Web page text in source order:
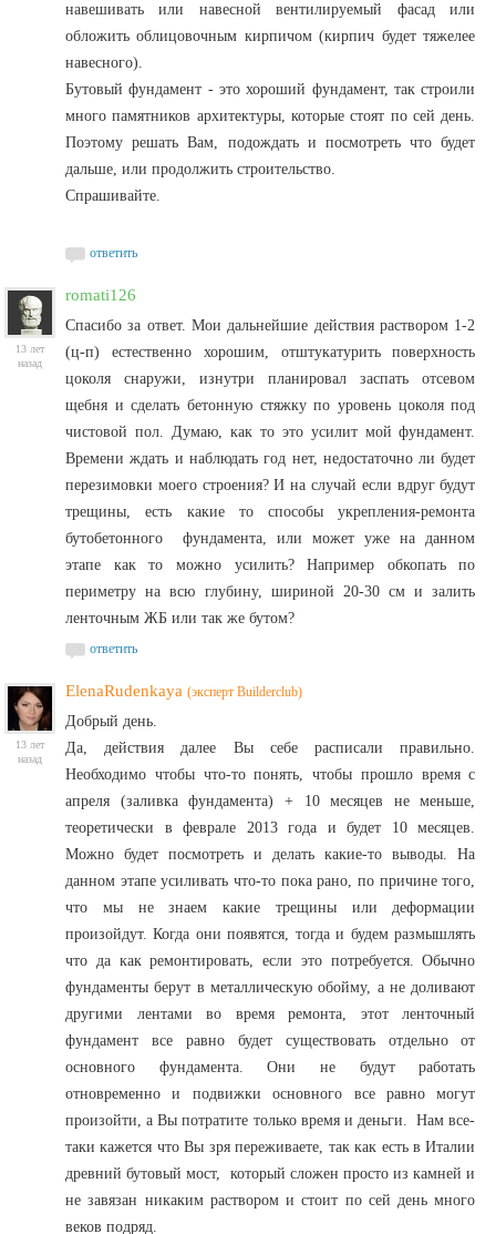
навешивать или навесной вентилируемый фасад или
обложить облицовочным кирпичом (кирпич будет тяжелее
навесного).
Бутовый фундамент - это хороший фундамент, так строили
много памятников архитектуры, которые стоят по сей день.
Поэтому решать Вам, подождать и посмотреть что будет
дальше, или продолжить строительство.
Спрашивайте.
ответить
13 лет
назад
romati126
Спасибо за ответ. Мои дальнейшие действия раствором 1-2
(ц-п) естественно хорошим, отштукатурить поверхность
цоколя снаружи, изнутри планировал заспать отсевом
щебня и сделать бетонную стяжку по уровень цоколя под
чистовой пол. Думаю, как то это усилит мой фундамент.
Времени ждать и наблюдать год нет, недостаточно ли будет
перезимовки моего строения? И на случай если вдруг будут
трещины, есть какие то способы укрепления-ремонта
бутобетонного фундамента, или может уже на данном
этапе как то можно усилить? Например обкопать по
периметру на всю глубину, шириной 20-30 см и залить
ленточным ЖБ или так же бутом?
ответить
13 лет
назад
ElenaRudenkaya (эксперт Builderclub)
Добрый день.
Да, действия далее Вы себе расписали правильно.
Необходимо чтобы что-то понять, чтобы прошло время с
апреля (заливка фундамента) + 10 месяцев не меньше,
теоретически в феврале 2013 года и будет 10 месяцев.
Можно будет посмотреть и делать какие-то выводы. На
данном этапе усиливать что-то пока рано, по причине того,
что мы не знаем какие трещины или деформации
произойдут. Когда они появятся, тогда и будем размышлять
что да как ремонтировать, если это потребуется. Обычно
фундаменты берут в металлическую обойму, а не доливают
другими лентами во время ремонта, этот ленточный
фундамент все равно будет существовать отдельно от
основного фундамента. Они не будут работать
отновременно и подвижки основного все равно могут
произойти, а Вы потратите только время и деньги. Нам все-
таки кажется что Вы зря переживаете, так как есть в Италии
древний бутовый мост, который сложен просто из камней и
не завязан никаким раствором и стоит по сей день много
веков подряд.